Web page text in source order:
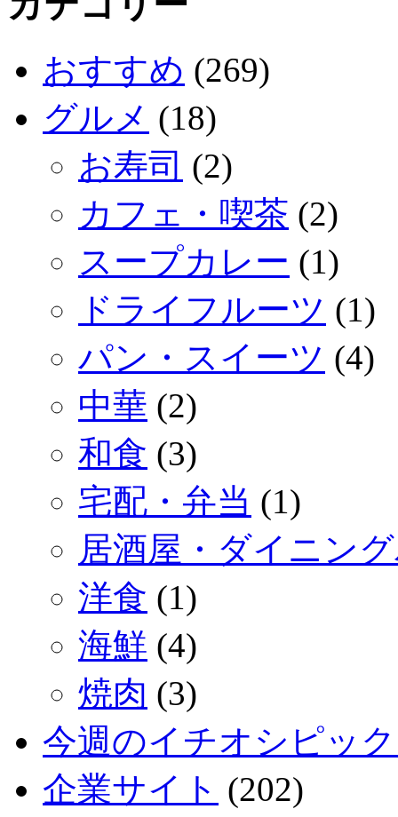
おすすめ (269)
グルメ (18)
お寿司 (2)
カフェ・喫茶 (2)
スープカレー (1)
ドライフルーツ (1)
パン・スイーツ (4)
中華 (2)
和食 (3)
宅配・弁当 (1)
居酒屋・ダイニン
洋食 (1)
海鮮 (4)
焼肉 (3)
今週のイチオシピッ
企業サイト (202)